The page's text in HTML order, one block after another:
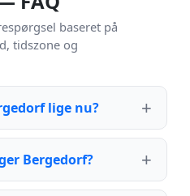
baseret på
tidszone og
lige nu?
Bergedorf?